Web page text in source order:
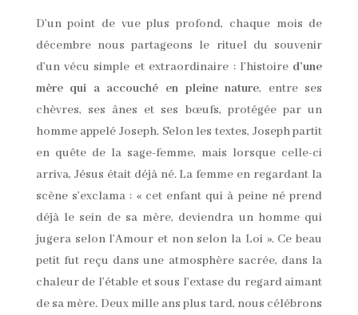
D’un point de vue plus profond, chaque mois de
décembre nous partageons le rituel du souvenir
d’un vécu simple et extraordinaire : l’histoire d’une
mère qui a accouché en pleine nature, entre ses
chèvres, ses ânes et ses bœufs, protégée par un
homme appelé Joseph. Selon les textes, Joseph partit
en quête de la sage-femme, mais lorsque celle-ci
arriva, Jésus était déjà né. La femme en regardant la
scène s’exclama : « cet enfant qui à peine né prend
déjà le sein de sa mère, deviendra un homme qui
jugera selon l’Amour et non selon la Loi ». Ce beau
petit fut reçu dans une atmosphère sacrée, dans la
chaleur de l’étable et sous l’extase du regard aimant
de sa mère. Deux mille ans plus tard, nous célébrons